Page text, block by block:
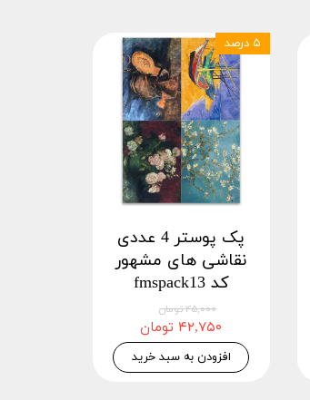
پک پوستر 4 عددی
نقاشی های مشهور
کد fmspack13
۴۵,۰۰۰ تومان
۴۲,۷۵۰ تومان
افزودن به سبد خرید
۵ درصد